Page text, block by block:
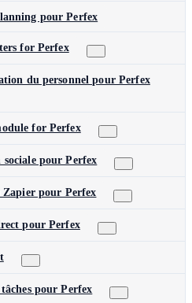
pour Perfex
for Perfex
du personnel pour Perfex
for Perfex
pour Perfex
Zapier pour Perfex
pour Perfex
pour Perfex